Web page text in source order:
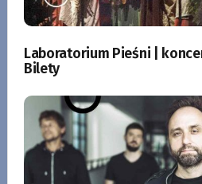
Laboratorium Pieśni |
Bilety